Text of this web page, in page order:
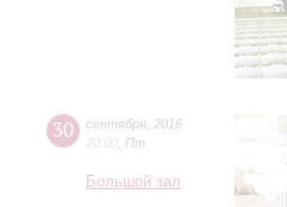
30 сентября 2016
20:00 Пт
Большой зал